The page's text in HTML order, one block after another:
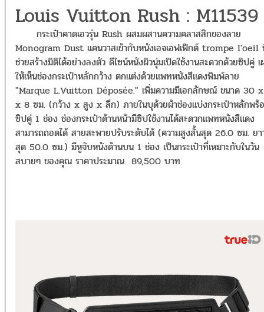
Louis Vuitton Rush : M11539
กระเป๋าคาดเอวรุ่น Rush ผสมผสานความคลาสสิกของลาย
Monogram Dust แคนวาสเข้ากับหนังเอจเอฟเฟ็กต์ trompe l'oeil
ช่วยสร้างมิติได้อย่างลงตัว ดีไซน์หนังผิวนุ่มเปิดใช้งานสะดวกด้วยซิปคู่
ให้เห็นช่องกระเป๋าหลักกว้าง ตกแต่งด้วยแพทหนังสีแดงพิมพ์ลาย
"Marque L.Vuitton Déposée." เพิ่มความมีเอกลักษณ์ ขนาด 30
x 8 ซม. (กว้าง x สูง x ลึก) ภายในบุด้วยผ้าช่องแบ่งกระเป๋าหลักพร้
ซิปคู่ 1 ช่อง ช่องกระเป๋าด้านหน้ามีซิปใช้งานได้สะดวกแพทหนังสีแดง
สามารถถอดได้ สายสะพายปรับระดับได้ (ความสูงสั้นสุด 26.0 ซม. ยา
สุด 50.0 ซม.) มีหูจับหนังด้านบน 1 ช่อง เป็นกระเป๋าที่เหมาะกับในวัน
สบายๆ ของคุณ ราคาประมาณ 89,500 บาท